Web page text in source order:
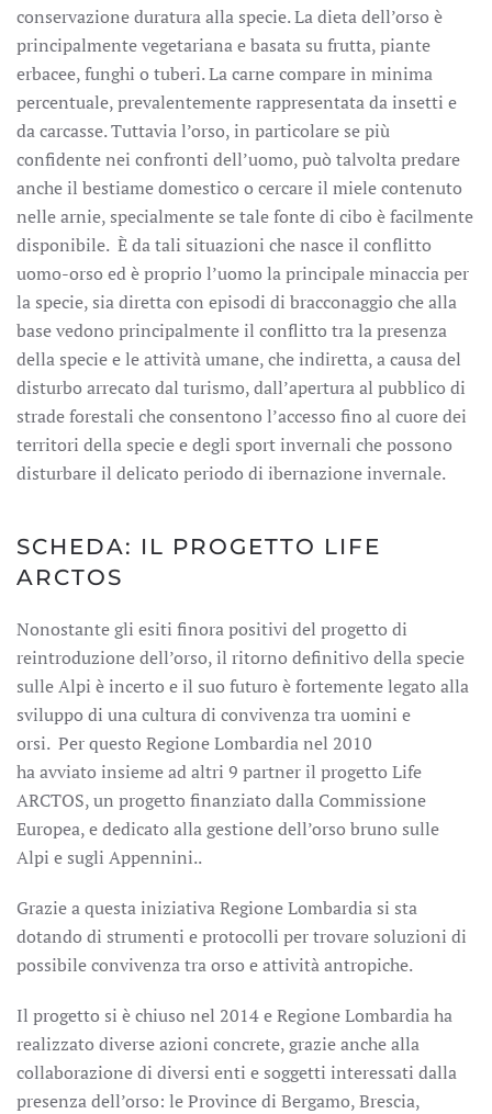
conservazione duratura alla specie. La dieta dell’orso è
principalmente vegetariana e basata su frutta, piante
erbacee, funghi o tuberi. La carne compare in minima
percentuale, prevalentemente rappresentata da insetti e
da carcasse. Tuttavia l’orso, in particolare se più
confidente nei confronti dell’uomo, può talvolta predare
anche il bestiame domestico o cercare il miele contenuto
nelle arnie, specialmente se tale fonte di cibo è facilmente
disponibile. È da tali situazioni che nasce il conflitto
uomo-orso ed è proprio l’uomo la principale minaccia per
la specie, sia diretta con episodi di bracconaggio che alla
base vedono principalmente il conflitto tra la presenza
della specie e le attività umane, che indiretta, a causa del
disturbo arrecato dal turismo, dall’apertura al pubblico di
strade forestali che consentono l’accesso fino al cuore dei
territori della specie e degli sport invernali che possono
disturbare il delicato periodo di ibernazione invernale.
SCHEDA: IL PROGETTO LIFE
ARCTOS
Nonostante gli esiti finora positivi del progetto di
reintroduzione dell’orso, il ritorno definitivo della specie
sulle Alpi è incerto e il suo futuro è fortemente legato alla
sviluppo di una cultura di convivenza tra uomini e
orsi. Per questo Regione Lombardia nel 2010
ha avviato insieme ad altri 9 partner il progetto Life
ARCTOS, un progetto finanziato dalla Commissione
Europea, e dedicato alla gestione dell’orso bruno sulle
Alpi e sugli Appennini..
Grazie a questa iniziativa Regione Lombardia si sta
dotando di strumenti e protocolli per trovare soluzioni di
possibile convivenza tra orso e attività antropiche.
Il progetto si è chiuso nel 2014 e Regione Lombardia ha
realizzato diverse azioni concrete, grazie anche alla
collaborazione di diversi enti e soggetti interessati dalla
presenza dell’orso: le Province di Bergamo, Brescia,